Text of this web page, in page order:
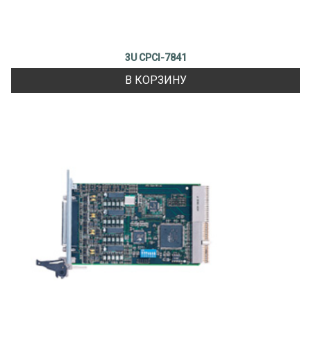
3U CPCI-7841
В КОРЗИНУ